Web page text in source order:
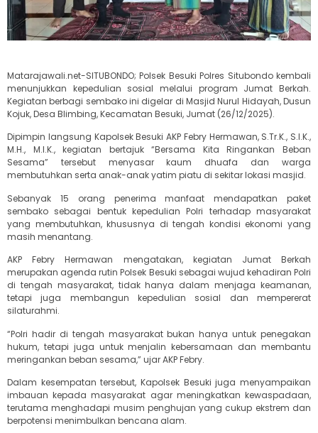
Matarajawali.net-SITUBONDO; Polsek Besuki Polres Situbondo kembali
menunjukkan kepedulian sosial melalui program Jumat Berkah.
Kegiatan berbagi sembako ini digelar di Masjid Nurul Hidayah, Dusun
Kojuk, Desa Blimbing, Kecamatan Besuki, Jumat (26/12/2025).
Dipimpin langsung Kapolsek Besuki AKP Febry Hermawan, S.Tr.K., S.I.K.,
M.H., M.I.K., kegiatan bertajuk “Bersama Kita Ringankan Beban
Sesama” tersebut menyasar kaum dhuafa dan warga
membutuhkan serta anak-anak yatim piatu di sekitar lokasi masjid.
Sebanyak 15 orang penerima manfaat mendapatkan paket
sembako sebagai bentuk kepedulian Polri terhadap masyarakat
yang membutuhkan, khususnya di tengah kondisi ekonomi yang
masih menantang.
AKP Febry Hermawan mengatakan, kegiatan Jumat Berkah
merupakan agenda rutin Polsek Besuki sebagai wujud kehadiran Polri
di tengah masyarakat, tidak hanya dalam menjaga keamanan,
tetapi juga membangun kepedulian sosial dan mempererat
silaturahmi.
“Polri hadir di tengah masyarakat bukan hanya untuk penegakan
hukum, tetapi juga untuk menjalin kebersamaan dan membantu
meringankan beban sesama,” ujar AKP Febry.
Dalam kesempatan tersebut, Kapolsek Besuki juga menyampaikan
imbauan kepada masyarakat agar meningkatkan kewaspadaan,
terutama menghadapi musim penghujan yang cukup ekstrem dan
berpotensi menimbulkan bencana alam.